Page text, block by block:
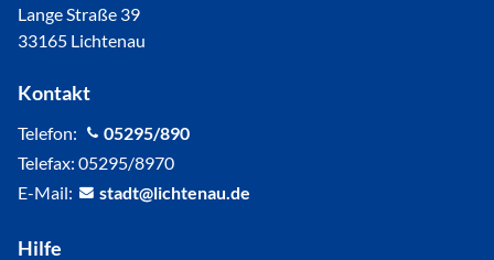
Lange Straße 39
33165 Lichtenau
Kontakt
Telefon:
05295/890
Telefax: 05295/8970
E-Mail:
st dt l cht n d
Hilfe